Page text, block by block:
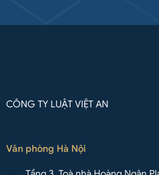
CÔNG TY LUẬT VIỆT AN
Văn phòng Hà Nội